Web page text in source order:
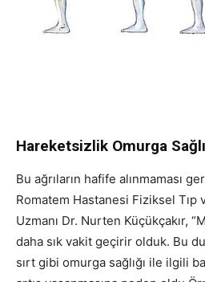
Hareketsizlik Omurga
Bu ağrıların hafife alınmaması
Romatem Hastanesi Fiziksel Tıp
Uzmanı Dr. Nurten Küçükçakır,
daha sık vakit geçirir olduk. Bu
sırt gibi omurga sağlığı ile ilgili